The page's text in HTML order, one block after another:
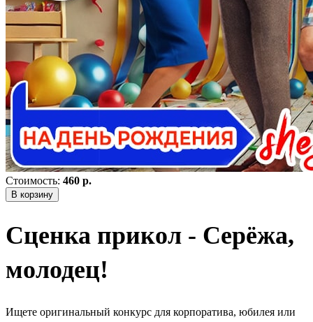
Стоимость: 460 р.
В корзину
Сценка прикол - Серёжа,
молодец!
Ищете оригинальный конкурс для корпоратива, юбилея или